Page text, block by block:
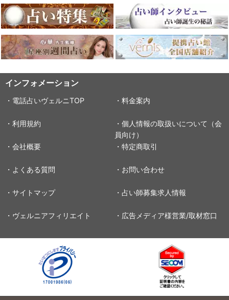
インフォメーション
・電話占いヴェルニTOP ・料金案内
・利用規約
・個人情報の取扱いについて（会
員向け）
・会社概要
・特定商取引
・よくある質問 ・お問い合わせ
・サイトマップ ・占い師募集求人情報
・ヴェルニアフィリエイト ・広告メディア様営業/取材窓口